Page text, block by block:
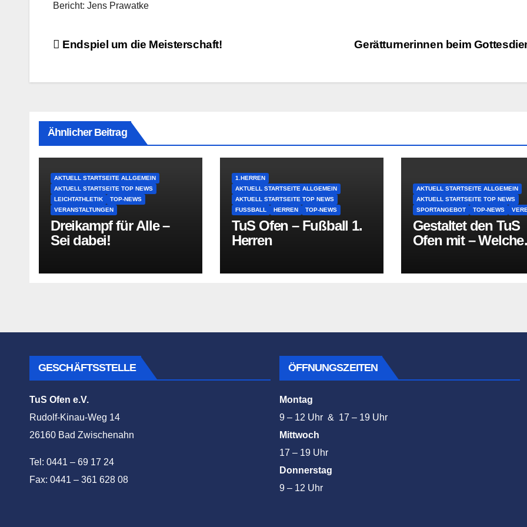
Bericht: Jens Prawatke
Beitragsnavigation Gerätturnerinnen beim
Endspiel um die Meisterschaft!
Ähnlicher Beitrag
AKTUELL STARTSEITE ALLGEMEIN
AKTUELL STARTSEITE TOP NEWS
LEICHTATHLETIK
TOP-NEWS
VERANSTALTUNGEN
Dreikampf für Alle –
Sei dabei!
1.HERREN
AKTUELL STARTSEITE ALLGEMEIN
AKTUELL STARTSEITE TOP NEWS
FUSSBALL
HERREN TOP-NEWS
TuS Ofen – Fußball 1.
Herren
AKTUELL STARTSEITE ALLGEMEIN
AKTUELL STARTSEITE TOP NEWS
SPORTANGEBOT
TOP-NEWS
Gestaltet den TuS
Ofen mit – Welche
GESCHÄFTSSTELLE
TuS Ofen e.V.
Rudolf-Kinau-Weg 14
26160 Bad Zwischenahn
Tel: 0441 – 69 17 24
Fax: 0441 – 361 628 08
ÖFFNUNGSZEITEN
Montag
9 – 12 Uhr & 17 – 19 Uhr
Mittwoch
17 – 19 Uhr
Donnerstag
9 – 12 Uhr